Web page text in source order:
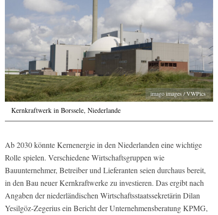
imago images / VWPics
Kernkraftwerk in Borssele, Niederlande
Ab 2030 könnte Kernenergie in den Niederlanden eine wichtige
Rolle spielen. Verschiedene Wirtschaftsgruppen wie
Bauunternehmer, Betreiber und Lieferanten seien durchaus bereit,
in den Bau neuer Kernkraftwerke zu investieren. Das ergibt nach
Angaben der niederländischen Wirtschaftsstaatssekretärin Dilan
Yesilgöz-Zegerius ein Bericht der Unternehmensberatung KPMG,